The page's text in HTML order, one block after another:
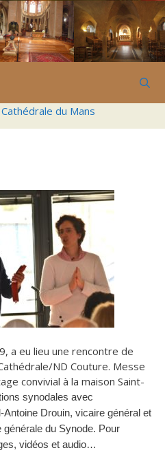
Cathédrale du Mans
a eu lieu une rencontre de
ND Couture. Messe
convivial à la maison Saint-
synodales avec
Drouin, vicaire général et
du Synode. Pour
vidéos et audio…